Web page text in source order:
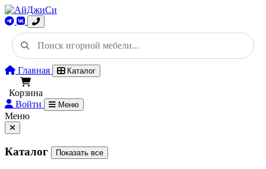
Главная Каталог
Корзина
Войти
Меню
Меню
Каталог Показать все